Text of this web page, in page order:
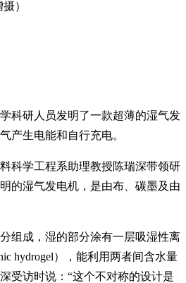
）
科研人员发明了一款超薄的湿气发
产生电能和自行充电。
科学工程系助理教授陈瑞深带领研
的湿气发电机，是由布、碳墨及由
组成，湿的部分涂有一层吸湿性离
hydrogel），能利用两者间含水量
受访时说：“这个不对称的设计是